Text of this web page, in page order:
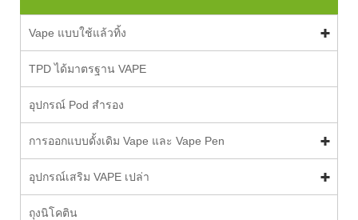
Vape แบบใช้แล้วทิ้ง
TPD ได้มาตรฐาน VAPE
อุปกรณ์ Pod สำรอง
การออกแบบดั้งเดิม Vape และ Vape Pen
อุปกรณ์เสริม VAPE เปล่า
ถุงนิโคติน